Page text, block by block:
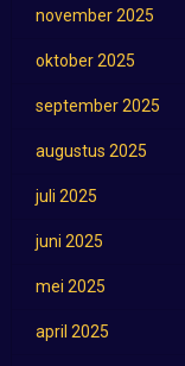
november 2025
oktober 2025
september 2025
augustus 2025
juli 2025
juni 2025
mei 2025
april 2025